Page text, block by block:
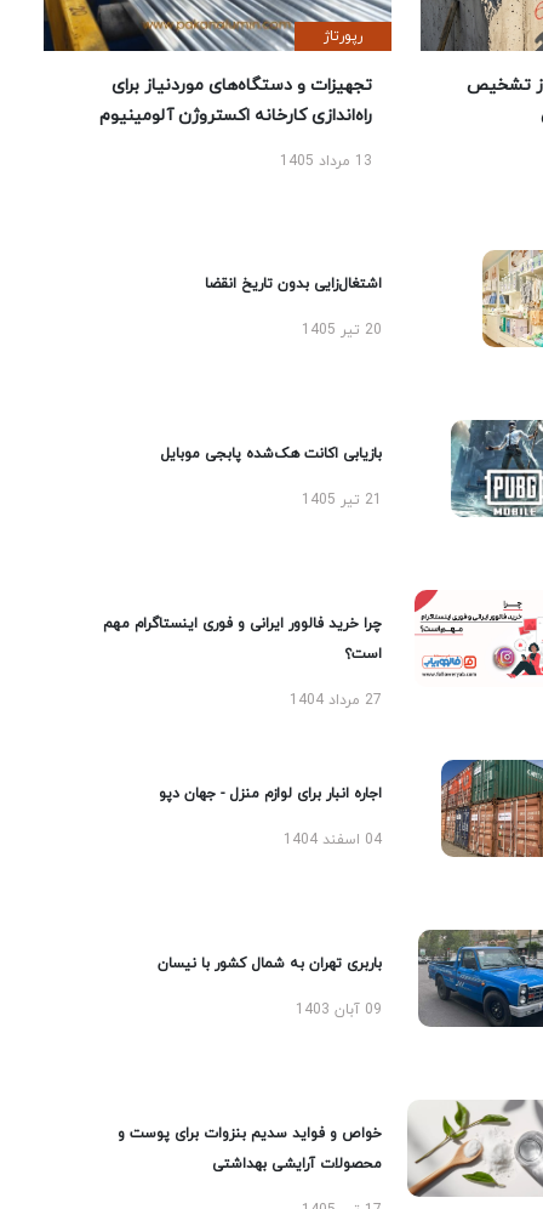
تشخیص
رپورتاژ
تجهیزات و دستگاه‌های موردنیاز برای
راه‌اندازی کارخانه اکستروژن آلومینیوم
13 مرداد 1405
اشتغال‌زایی بدون تاریخ انقضا
20 تیر 1405
بازیابی اکانت هک‌شده پابجی موبایل
چرا خرید فالوور ایرانی و فوری اینستاگرام مهم
است؟
27 مرداد 1404
اجاره انبار برای لوازم منزل - جهان دپو
04 اسفند 1404
باربری تهران به شمال کشور با نیسان
09 آبان 1403
خواص و فواید سدیم بنزوات برای پوست و
محصولات آرایشی بهداشتی